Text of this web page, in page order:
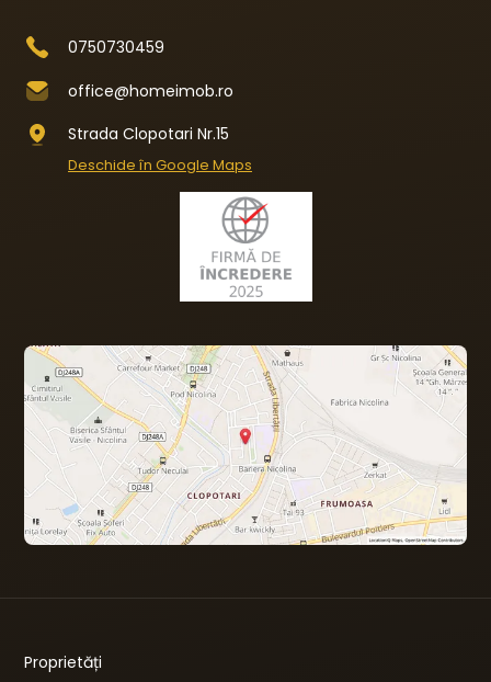
0750730459
office@homeimob.ro
Strada Clopotari Nr.15
Deschide în Google Maps
Proprietăți